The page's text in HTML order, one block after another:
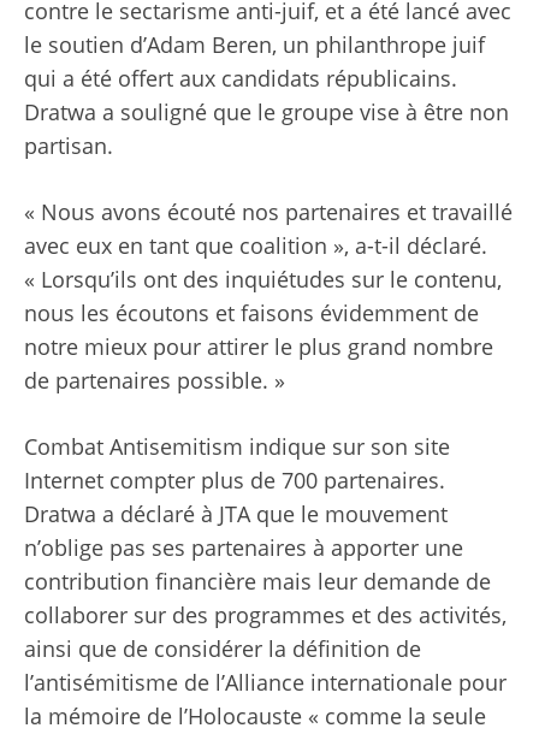
contre le sectarisme anti-juif, et a été lancé avec
le soutien d’Adam Beren, un philanthrope juif
qui a été offert aux candidats républicains.
Dratwa a souligné que le groupe vise à être non
partisan.
« Nous avons écouté nos partenaires et travaillé
avec eux en tant que coalition », a-t-il déclaré.
« Lorsqu’ils ont des inquiétudes sur le contenu,
nous les écoutons et faisons évidemment de
notre mieux pour attirer le plus grand nombre
de partenaires possible. »
Combat Antisemitism indique sur son site
Internet compter plus de 700 partenaires.
Dratwa a déclaré à JTA que le mouvement
n’oblige pas ses partenaires à apporter une
contribution financière mais leur demande de
collaborer sur des programmes et des activités,
ainsi que de considérer la définition de
l’antisémitisme de l’Alliance internationale pour
la mémoire de l’Holocauste « comme la seule